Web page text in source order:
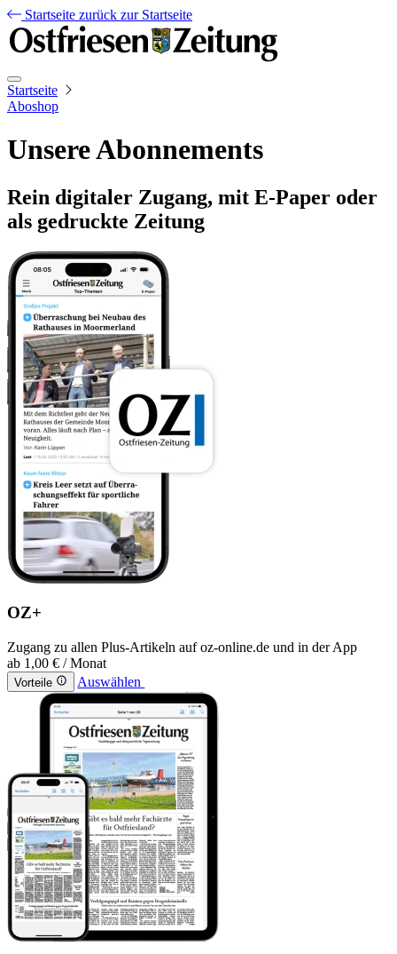
Startseite zurück zur Startseite
Startseite
Aboshop
Unsere Abonnements
Rein digitaler Zugang, mit E-Paper oder
als gedruckte Zeitung
OZ+
Zugang zu allen Plus-Artikeln auf oz-online.de und in der App
ab 1,00 € / Monat
Vorteile Auswählen